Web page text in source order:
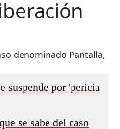
denominado Pantalla,
suspende por 'pericia
se sabe del caso